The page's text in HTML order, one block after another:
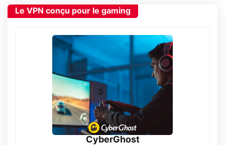
Le VPN conçu pour le gaming
CyberGhost